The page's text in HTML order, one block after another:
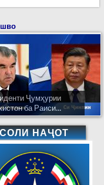
Ҷумҳурии
ба Раиси...
СОЛИ НАҶОТ